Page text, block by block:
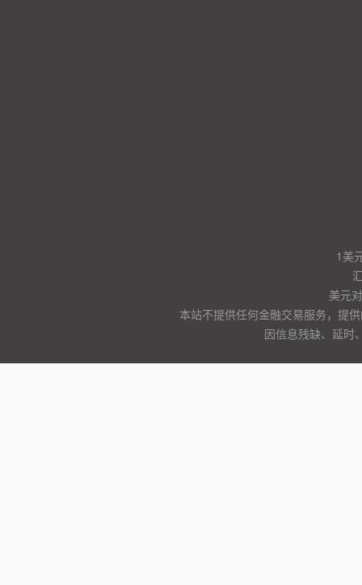
1美
美元
本站不提供任何金融交易服务，提
因信息残缺、延时